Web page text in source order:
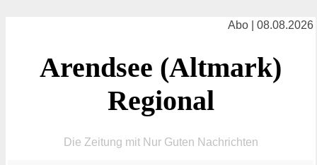
Abo | 08.08.2026
Arendsee (Altmark)
Regional
Die Zeitung mit Nur Guten Nachrichten